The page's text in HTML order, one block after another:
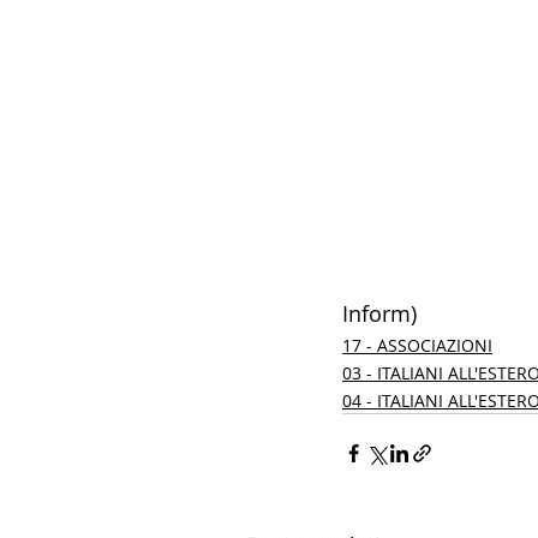
Inform)
17 - ASSOCIAZIONI
03 - ITALIANI ALL'ESTERO
04 - ITALIANI